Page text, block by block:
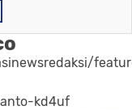
kd4uf